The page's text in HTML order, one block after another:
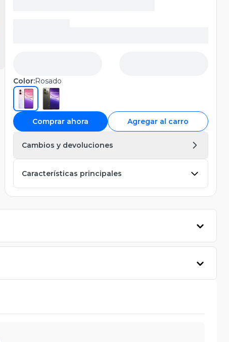
Color:Rosado
Comprar ahora Agregar al carro
Cambios y devoluciones
Características principales